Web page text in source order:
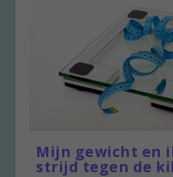
Mijn gewicht en
strijd tegen de